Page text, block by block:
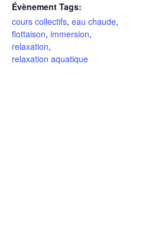
Évènement Tags:
cours collectifs, eau chaude,
flottaison, immersion,
relaxation,
relaxation aquatique